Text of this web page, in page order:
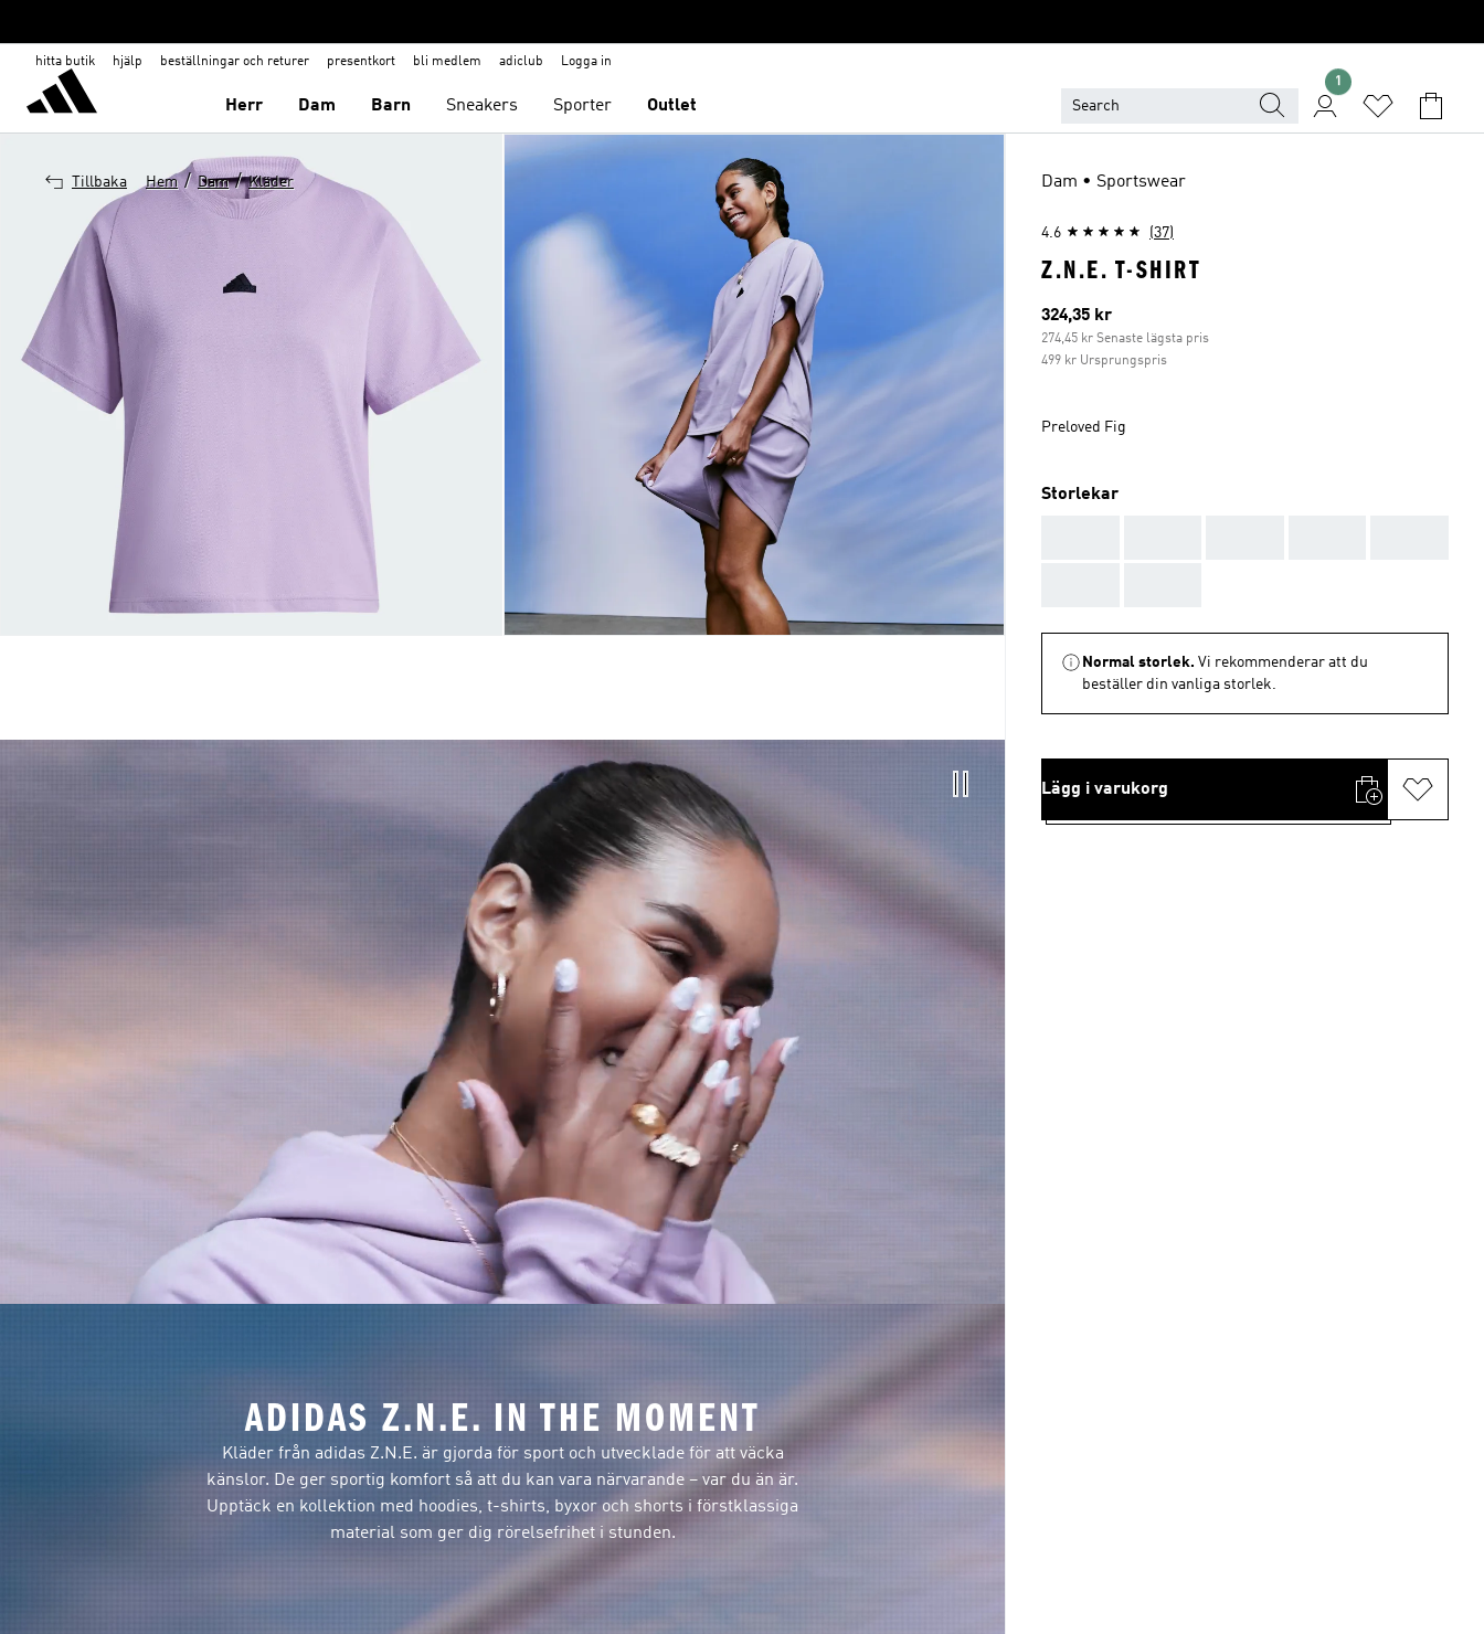
hitta butik hjälp beställningar och returer presentkort bli medlem adiclub Logga in
Herr Dam Barn Sneakers Sporter Outlet
1
Tillbaka Hem / Dam / Kläder
ADIDAS Z.N.E. IN THE MOMENT
Kläder från adidas Z.N.E. är gjorda för sport och utvecklade för att väcka
känslor. De ger sportig komfort så att du kan vara närvarande – var du än är.
Upptäck en kollektion med hoodies, t-shirts, byxor och shorts i förstklassiga
material som ger dig rörelsefrihet i stunden.
Dam • Sportswear
4.6 (37)
Z.N.E. T-SHIRT
Aktuellt pris
324,35 kr
274,45 kr Senaste lägsta pris
499 kr Ursprungspris
Preloved Fig
Storlekar
Normal storlek. Vi rekommenderar att du
beställer din vanliga storlek.
Lägg i varukorg